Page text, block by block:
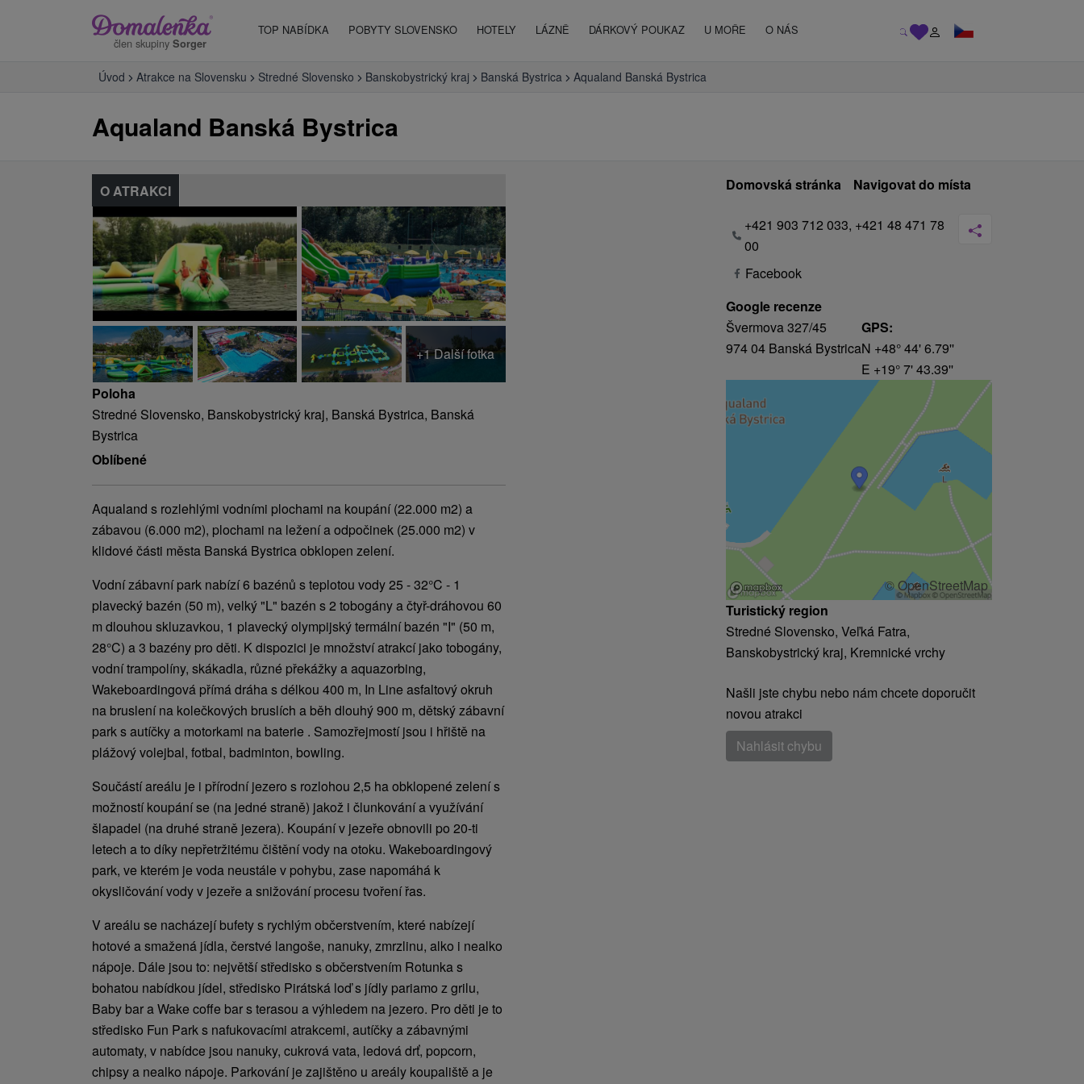
člen skupiny Sorger
TOP NABÍDKA POBYTY SLOVENSKO HOTELY LÁZNĚ DÁRKOVÝ POUKAZ U MOŘE O NÁS
Úvod Atrakce na Slovensku Stredné Slovensko Banskobystrický kraj Banská Bystrica Aqualand Banská Bystrica
Aqualand Banská Bystrica
Domovská stránka Navigovat do místa
+421 903 712 033, +421 48 471 78
00
Facebook
Google recenze
Švermova 327/45
974 04 Banská Bystrica
GPS:
N +48° 44' 6.79''
E +19° 7' 43.39''
© OpenStreetMap
Turistický region
Stredné Slovensko, Veľká Fatra,
Banskobystrický kraj, Kremnické vrchy
Našli jste chybu nebo nám chcete doporučit
novou atrakci
Nahlásit chybu
O ATRAKCI
+1 Další fotka
Poloha
Stredné Slovensko, Banskobystrický kraj, Banská Bystrica, Banská
Bystrica
Oblíbené
Aqualand s rozlehlými vodními plochami na koupání (22.000 m2) a
zábavou (6.000 m2), plochami na ležení a odpočinek (25.000 m2) v
klidové části města Banská Bystrica obklopen zelení.
Vodní zábavní park nabízí 6 bazénů s teplotou vody 25 - 32°C - 1
plavecký bazén (50 m), velký "L" bazén s 2 tobogány a čtyř-dráhovou 60
m dlouhou skluzavkou, 1 plavecký olympijský termální bazén "I" (50 m,
28°C) a 3 bazény pro děti. K dispozici je množství atrakcí jako tobogány,
vodní trampolíny, skákadla, různé překážky a aquazorbing,
Wakeboardingová přímá dráha s délkou 400 m, In Line asfaltový okruh
na bruslení na kolečkových bruslích a běh dlouhý 900 m, dětský zábavní
park s autíčky a motorkami na baterie . Samozřejmostí jsou i hřiště na
plážový volejbal, fotbal, badminton, bowling.
Součástí areálu je i přírodní jezero s rozlohou 2,5 ha obklopené zelení s
možností koupání se (na jedné straně) jakož i člunkování a využívání
šlapadel (na druhé straně jezera). Koupání v jezeře obnovili po 20-ti
letech a to díky nepřetržitému čištění vody na otoku. Wakeboardingový
park, ve kterém je voda neustále v pohybu, zase napomáhá k
okysličování vody v jezeře a snižování procesu tvoření řas.
V areálu se nacházejí bufety s rychlým občerstvením, které nabízejí
hotové a smažená jídla, čerstvé langoše, nanuky, zmrzlinu, alko i nealko
nápoje. Dále jsou to: největší středisko s občerstvením Rotunka s
bohatou nabídkou jídel, středisko Pirátská loď s jídly pariamo z grilu,
Baby bar a Wake coffe bar s terasou a výhledem na jezero. Pro děti je to
středisko Fun Park s nafukovacími atrakcemi, autíčky a zábavnými
automaty, v nabídce jsou nanuky, cukrová vata, ledová drť, popcorn,
chipsy a nealko nápoje. Parkování je zajištěno u areály koupaliště a je